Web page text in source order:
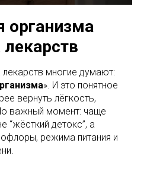
организма
многие думают:
». И это понятное
вернуть лёгкость,
важный момент: чаще
“жёсткий детокс”, а
режима питания и